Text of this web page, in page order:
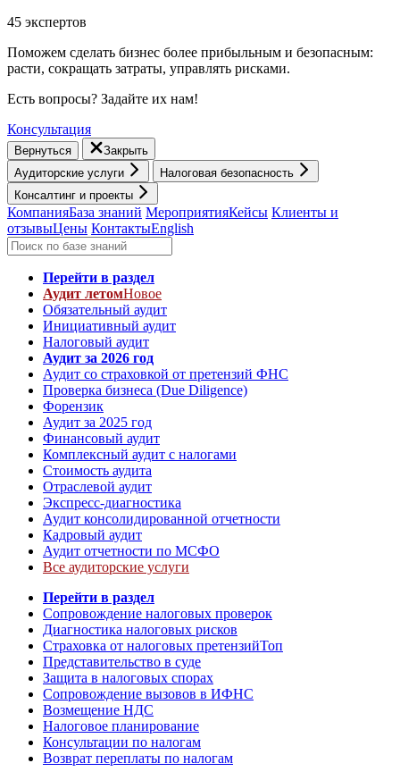
45 экспертов
Поможем сделать бизнес более прибыльным и безопасным:
расти, cокращать затраты, управлять рисками.
Есть вопросы? Задайте их нам!
Консультация
Вернуться
Закрыть
Аудиторские услуги
Налоговая безопасность
Консалтинг и проекты
КомпанияБаза знаний МероприятияКейсы Клиенты и
отзывыЦены КонтактыEnglish
Перейти в раздел
Аудит летомНовое
Обязательный аудит
Инициативный аудит
Налоговый аудит
Аудит за 2026 год
Аудит со страховкой от претензий ФНС
Проверка бизнеса (Due Diligence)
Форензик
Аудит за 2025 год
Финансовый аудит
Комплексный аудит с налогами
Стоимость аудита
Отраслевой аудит
Экспресс-диагностика
Аудит консолидированной отчетности
Кадровый аудит
Аудит отчетности по МСФО
Все аудиторские услуги
Перейти в раздел
Сопровождение налоговых проверок
Диагностика налоговых рисков
Страховка от налоговых претензийТоп
Представительство в суде
Защита в налоговых спорах
Сопровождение вызовов в ИФНС
Возмещение НДС
Налоговое планирование
Консультации по налогам
Возврат переплаты по налогам